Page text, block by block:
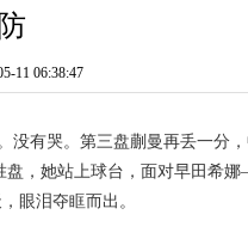
11 06:38:47
没有哭。第三盘蒯曼再丢一分
，她站上球台，面对早田希
眼泪夺眶而出。